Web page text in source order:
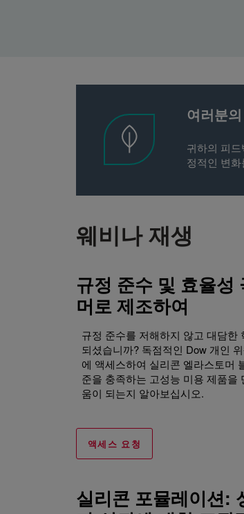
여러분
귀하의 피
정적인 변
웨비나 재생
규정 준수 및 효율성
머로 제조하여
규정 준수를 저해하지 않고 대담한
되셨습니까? 독점적인 Dow 개인
에 액세스하여 실리콘 엘라스토머
준을 충족하는 고성능 미용 제품을
움이 되는지 알아보십시오.
액세스 요청
실리콘 포뮬레이션: